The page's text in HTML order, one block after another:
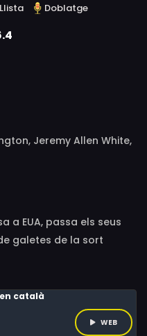
Llista Doblatge
Jeremy Allen White,
Ahmed, Taban
Jennifer McKay, Divya
Enoch Ku, Corey
a EUA, passa els seus
galetes de la sort
la turmenta la porten a
se’ns deixa conèixer a la
del terapeuta.
català
WEB